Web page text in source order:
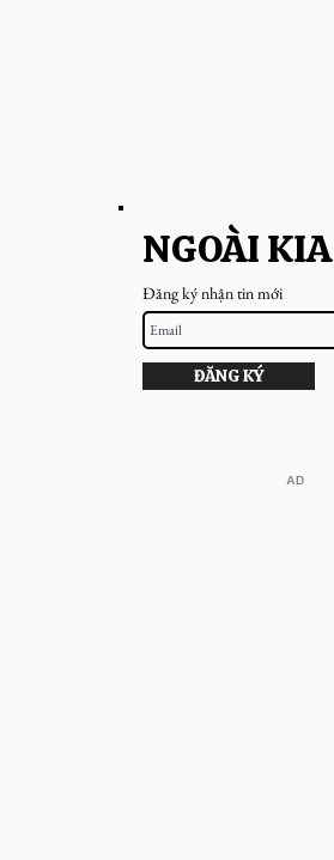
NGOÀI KIA
Đăng ký nhận tin mới
ĐĂNG KÝ
​AD